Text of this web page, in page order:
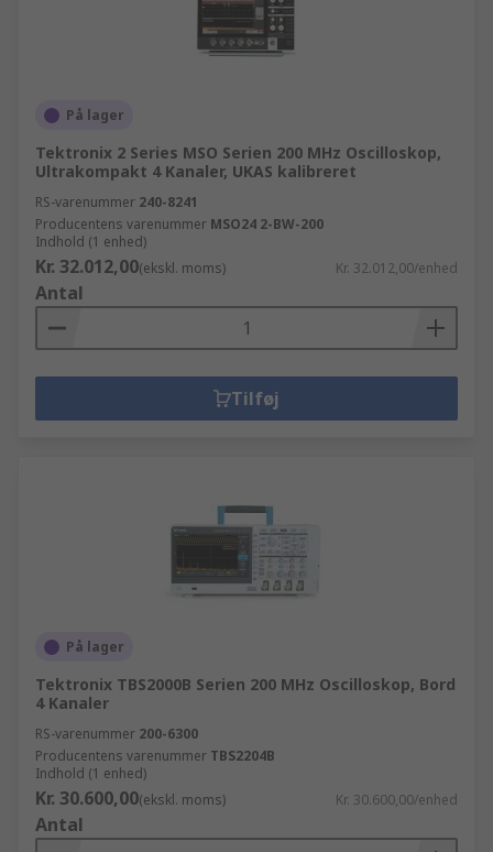
På lager
Tektronix 2 Series MSO Serien 200 MHz Oscilloskop,
Ultrakompakt 4 Kanaler, UKAS kalibreret
RS-varenummer 240-8241
Producentens varenummer MSO24 2-BW-200
Indhold (1 enhed)
Kr. 32.012,00(ekskl. moms) Kr. 32.012,00/enhed
Antal
Tilføj
På lager
Tektronix TBS2000B Serien 200 MHz Oscilloskop, Bord
4 Kanaler
RS-varenummer 200-6300
Producentens varenummer TBS2204B
Indhold (1 enhed)
Kr. 30.600,00(ekskl. moms) Kr. 30.600,00/enhed
Antal